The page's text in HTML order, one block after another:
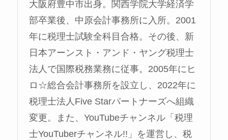
大阪府豊中市出身。関西学院大学経済学
部卒業後、中原会計事務所に入所。2001
年に税理士試験全科目合格。その後、新
日本アーンスト・アンド・ヤング税理士
法人で国際税務業務に従事。2005年にヒ
ロ☆総合会計事務所を設立し、2022年に
税理士法人Five Starパートナーズへ組織
変更。また、YouTubeチャンネル「税理
士YouTuberチャンネル!!」を運営し、税